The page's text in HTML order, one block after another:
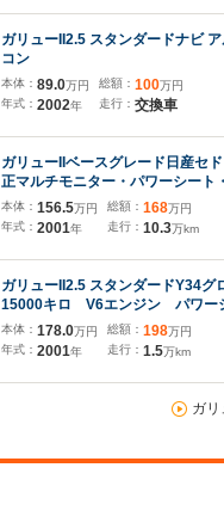
ガリューII2.5 スタンダードナビ
コン
本体： 89.0万円
年式： 2002年
総額： 100万円
走行： 交換車
ガリューIIベースグレード日産セ
正マルチモニター・パワーシート
コンビステアリング・オートライト
本体： 156.5万円
年式： 2001年
総額： 168万円
走行： 10.3万km
ガリューII2.5 スタンダードY34
15000キロ V6エンジン パワ
電動格納ミラー オートライト
本体： 178.0万円
年式： 2001年
総額： 198万円
走行： 1.5万km
ガリ